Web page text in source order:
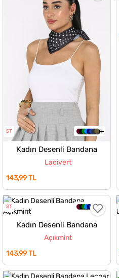
ST
Kadın Desenli Bandana
Lacivert
143,99 TL
ST
Kadın Desenli Bandana
Açıkmint
143,99 TL